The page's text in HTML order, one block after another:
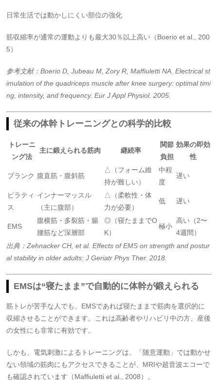
日常生活では動かしにくい部位の強化
筋収縮率が通常の運動よりも最大30％以上高い（Boerio et al., 200
5）
参考文献：Boerio D, Jubeau M, Zory R, Maffiuletti NA. Electrical st
imulation of the quadriceps muscle after knee surgery: optimal timi
ng, intensity, and frequency. Eur J Appl Physiol. 2005.
従来の体幹トレーニングとの科学的比較
トレーニ
ング法
主に鍛えられる筋肉 継続率
関節
負担
効果の即効
性
プランク 腹直筋・腹斜筋
△（フォーム維
持が難しい）
中程
度
遅い
ピラティ
ス
インナーマッスル
（主に腹部）
△（柔軟性・体
力が必要）
低 遅い
EMS
腹横筋・多裂筋・腸
腰筋など深層部
◎（寝たままでO
K）
極小
高い（2〜
4週間）
出典：Zehnacker CH, et al. Effects of EMS on strength and postur
al stability in older adults: J Geriatr Phys Ther. 2018.
EMSは“寝たまま”で自動的に体幹が鍛えられる
筋トレが苦手な人でも、EMSであれば寝たままで筋肉を選択的に
収縮させることができます。これは高齢者やリハビリ中の方、産後
の女性にも非常に有効です。
しかも、電気刺激によるトレーニングは、「随意運動」では動かせ
ない領域の筋肉にもアクセスできることが、MRIや超音波エコーで
も確認されています（Maffiuletti et al., 2008）。